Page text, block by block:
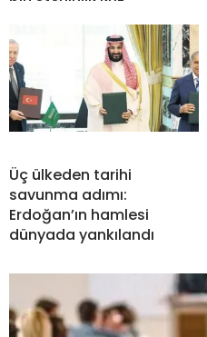
Üç ülkeden tarihi
savunma adımı:
Erdoğan’ın hamlesi
dünyada yankılandı